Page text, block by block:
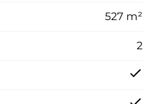
527 m²
2